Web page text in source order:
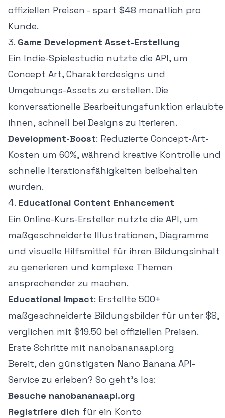
offiziellen Preisen - spart $48 monatlich pro
Kunde.
3. Game Development Asset-Erstellung
Ein Indie-Spielestudio nutzte die API, um
Concept Art, Charakterdesigns und
Umgebungs-Assets zu erstellen. Die
konversationelle Bearbeitungsfunktion erlaubte
ihnen, schnell bei Designs zu iterieren.
Development-Boost: Reduzierte Concept-Art-
Kosten um 60%, während kreative Kontrolle und
schnelle Iterationsfähigkeiten beibehalten
wurden.
4. Educational Content Enhancement
Ein Online-Kurs-Ersteller nutzte die API, um
maßgeschneiderte Illustrationen, Diagramme
und visuelle Hilfsmittel für ihren Bildungsinhalt
zu generieren und komplexe Themen
ansprechender zu machen.
Educational Impact: Erstellte 500+
maßgeschneiderte Bildungsbilder für unter $8,
verglichen mit $19.50 bei offiziellen Preisen.
Erste Schritte mit nanobananaapi.org
Bereit, den günstigsten Nano Banana API-
Service zu erleben? So geht's los:
Besuche nanobananaapi.org
Registriere dich für ein Konto